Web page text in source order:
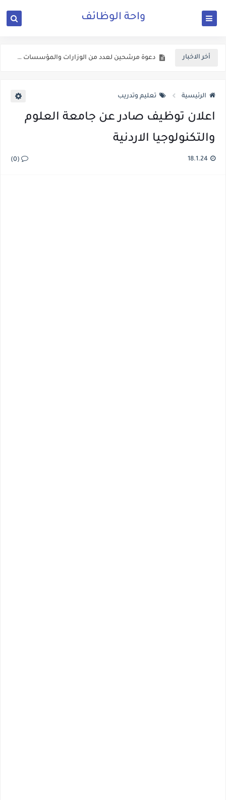
واحة الوظائف
أخر الاخبار
اعلان تجنيد صادر عن القيادة العامة للقوات المسلحة الاردنية
دعوة مرشحين لعدد من الوزارات والمؤسسات الحكومية في الاردن لغايات الامتحان التنافسي
الرئيسية تعليم وتدريب
اعلان توظيف صادر عن جامعة العلوم
والتكنولوجيا الاردنية
(0)